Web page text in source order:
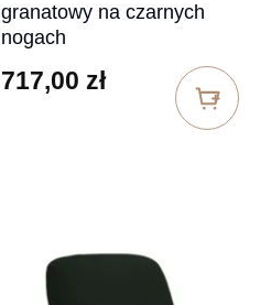
granatowy na czarnych
nogach
717,00 zł